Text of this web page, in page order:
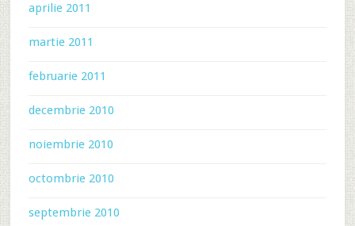
aprilie 2011
martie 2011
februarie 2011
decembrie 2010
noiembrie 2010
octombrie 2010
septembrie 2010